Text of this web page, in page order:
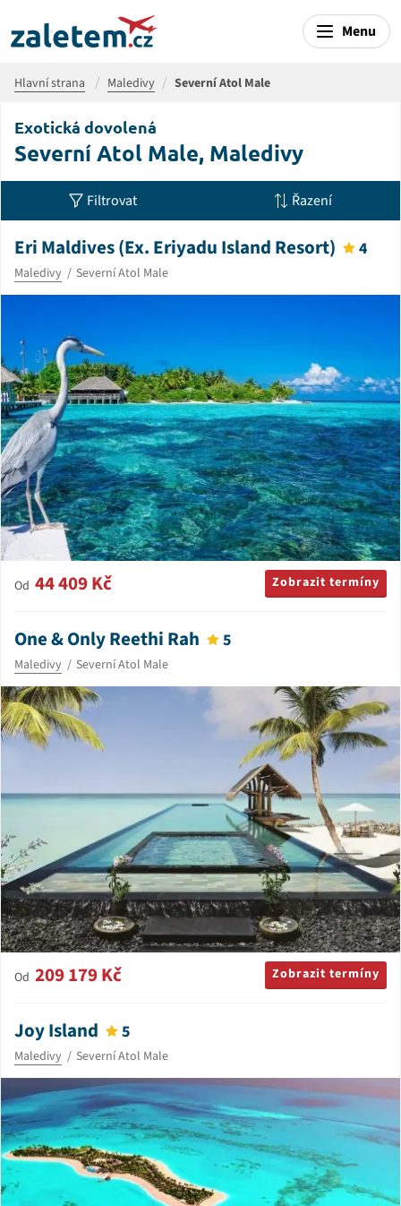
Menu
Hlavní strana Maledivy Severní Atol Male
Exotická dovolená
Severní Atol Male, Maledivy
Filtrovat Řazení
Eri Maldives (Ex. Eriyadu Island Resort) 4
Maledivy Severní Atol Male
Od 44 409 Kč Zobrazit termíny
One & Only Reethi Rah 5
Maledivy Severní Atol Male
Od 209 179 Kč Zobrazit termíny
Joy Island 5
Maledivy Severní Atol Male